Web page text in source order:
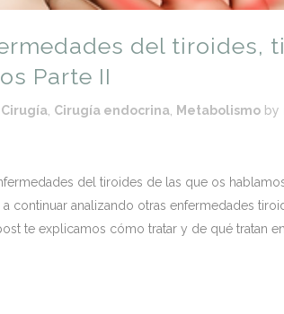
del tiroides,
Parte II
Cirugía Cirugía endocrina Metabolismo by
del tiroides de las que os
continuar analizando otras enfermedades
te explicamos cómo tratar y de qué tratan